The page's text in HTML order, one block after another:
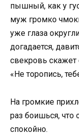
пышный, как у
муж громко
уже глаза
догадается,
свекровь скажет
«Не торопись,
На громкие
раз боишься, что
спокойно.